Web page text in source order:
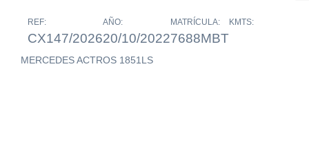
REF:
CX147/2026
AÑO:
20/10/2022
MATRÍCULA:
7688MBT
KMTS:
MERCEDES ACTROS 1851LS